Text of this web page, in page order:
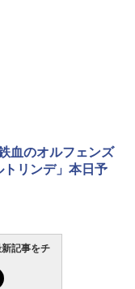
血のオルフェンズ
トリンデ」本日予
記事をチ